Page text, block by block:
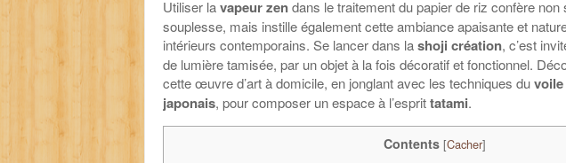
Utiliser lavapeur zendans le traitement du papier de riz confère
souplesse, mais instille également cette ambiance apaisante et
intérieurs contemporains. Se lancer dans lashoji création, c’est
de lumière tamisée, par un objet à la fois décoratif et fonctionnel.
cette œuvre d’art à domicile, en jonglant avec les techniques du
japonais, pour composer un espace à l’esprittatami.
Contents [Cacher]